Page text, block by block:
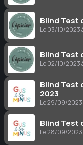
Blind Test
Le 03/10/2023
Blind Test
Le 02/10/2023
Blind Test
2023
Le 29/09/2023
Blind Test
Le 28/09/2023